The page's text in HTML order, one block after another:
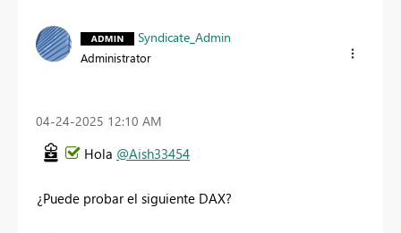
Syndicate_Admin
Administrator
‎04-24-2025 12:10 AM
Hola @Aish33454
¿Puede probar el siguiente DAX?